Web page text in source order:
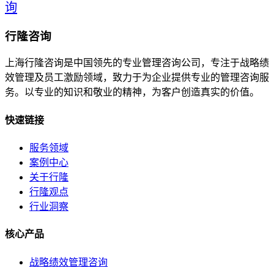
询
行隆咨询
上海行隆咨询是中国领先的专业管理咨询公司，专注于战略绩
效管理及员工激励领域，致力于为企业提供专业的管理咨询服
务。以专业的知识和敬业的精神，为客户创造真实的价值。
快速链接
服务领域
案例中心
关于行隆
行隆观点
行业洞察
核心产品
战略绩效管理咨询